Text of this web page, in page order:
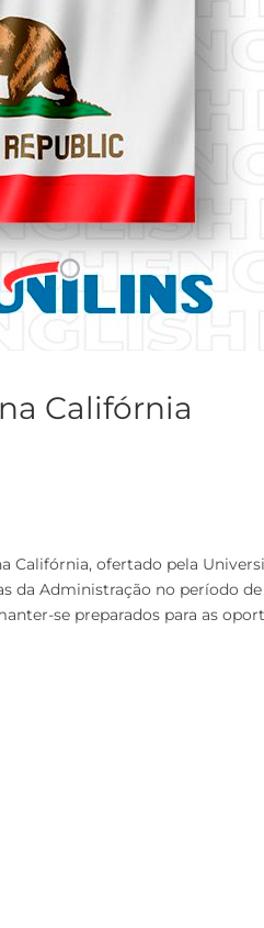
Califórnia
ofertado pela
da Administração no período
se preparados para as